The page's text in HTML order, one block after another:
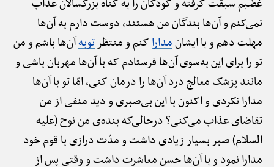
غضبم سبقت گرفته و کودکان را به گناه بزرگسالان عذاب
نمی‌کنم و آن‌ها بندگان من هستند، دوست دارم به آن‌ها
مهلت دهم و با ایشانمداراکنم و منتظرتوبهآن‌ها باشم و من
تو را برای این به‌سوی آن‌ها فرستادم که با آن‌ها مهربان باشی و
مانند پزشک معالج درد آن‌ها را درمان کنی، امّا تو با آن‌ها
مدارا نکردی و اکنون با این بی‌صبری و دید منفی از من
تقاضای عذاب می‌کنی؟ درحالی‌که بنده‌ی من نوح (علیه
السلام) صبر بسیار زیادی داشت و مدّت درازی با قوم خود
مدارا نمود و با آن‌ها حسن معاشرت داشت و وقتی پس از